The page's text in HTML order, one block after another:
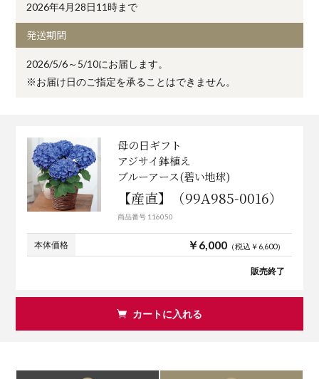
2026年4月28日11時まで
発送期間
2026/5/6～5/10にお届します。
※お届け日のご指定を承ることはできません。
母の日ギフト
アジサイ鉢植え
ブルーアース(碧い地球)
【産直】（99A985-0016）
商品番号 116050
本体価格 ￥6,000（税込￥6,600）
販売終了
カートに入れる